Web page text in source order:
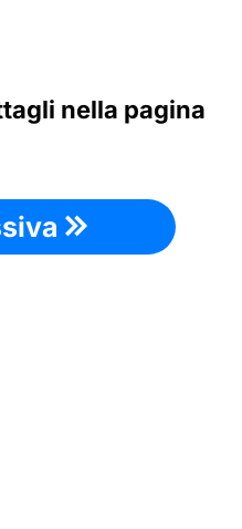
nella pagina